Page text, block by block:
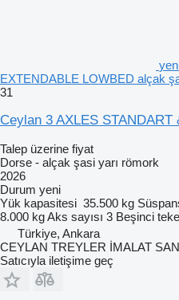
EXTENDABLE LOWBED alçak
31
Ceylan 3 AXLES
Talep üzerine fiyat
Dorse - alçak şasi yarı römork
2026
Durum yeni
Yük kapasitesi 35.500 kg
8.000 kgAks sayısı 3 Beşinci
Türkiye, Ankara
CEYLAN TREYLER İMALAT
Satıcıyla iletişime geç